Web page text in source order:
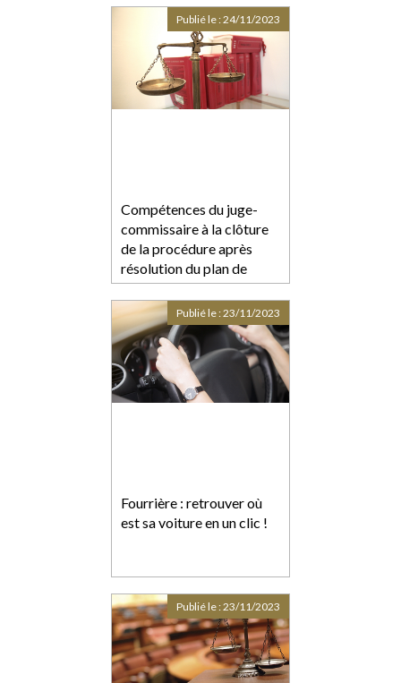
Compétences du juge-
commissaire à la clôture
de la procédure après
résolution du plan de
redressement
Publié le :24/11/2023
Fourrière : retrouver où
est sa voiture en un clic !
Publié le :23/11/2023
Publié le :23/11/2023